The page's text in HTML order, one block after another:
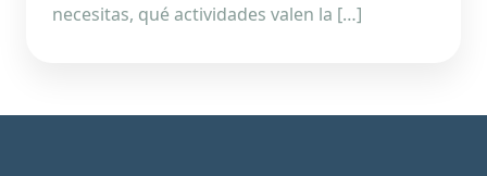
necesitas, qué actividades valen la […]